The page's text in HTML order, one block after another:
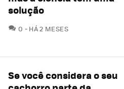
solução
0 COMENTÁRIOS
HÁ 2 MESES
Se você considera o seu